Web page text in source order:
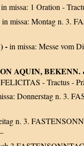
in missa: 1 Oration -
in missa: Montag n. 3.
) -in missa: Messe vom
AQUIN,
- Tractus -
Donnerstag n. 3.
n. 3.